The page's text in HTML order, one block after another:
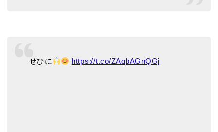
ぜひに https://t.co/ZAqbAGnQGj